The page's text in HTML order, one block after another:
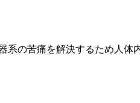
の苦痛を解決するため人体